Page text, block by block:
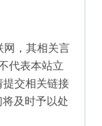
网，其相关言
代表本站立
交相关链接
及时予以处